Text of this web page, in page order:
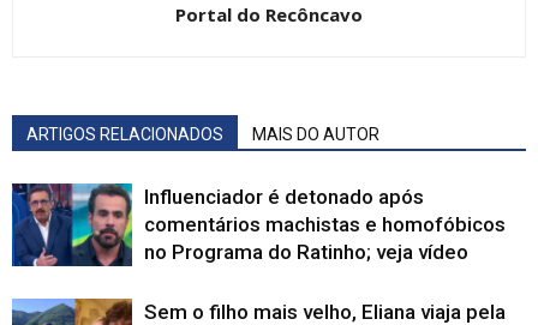
Portal do Recôncavo
ARTIGOS RELACIONADOS MAIS DO AUTOR
Influenciador é detonado após
comentários machistas e homofóbicos
no Programa do Ratinho; veja vídeo
Sem o filho mais velho, Eliana viaja pela